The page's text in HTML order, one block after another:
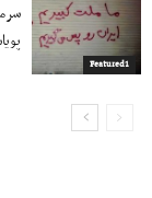
Featured1